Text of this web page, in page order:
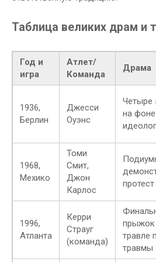
Таблица великих драм и
Год и
игра
Атлет/
Команда
Драма
1936,
Берлин
Джесси
Оуэнс
Четыре
на фоне
1968,
Мехико
Томи
Смит,
Джон
Карлос
протест
1996,
Атланта
Керри
Страуг
(команда)
прыжок
травле
травмы